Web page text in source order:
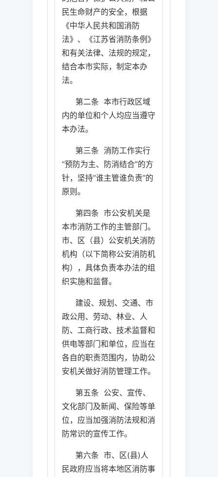
民生命财产的安全，根据
《中华人民共和国消防
法》、《江苏省消防条例》
和有关法律、法规的规定，
结合本市实际，制定本办
法。
第二条 本市行政区域
内的单位和个人均应当遵守
本办法。
第三条 消防工作实行
“预防为主、防消结合”的方
针，坚持“谁主管谁负责”的
原则。
第四条 市公安机关是
本市消防工作的主管部门。
市、区（县）公安机关消防
机构（以下简称公安消防机
构），具体负责本办法的组
织实施和监督。
建设、规划、交通、市
政公用、劳动、林业、人
防、工商行政、技术监督和
供电等部门和单位，应当在
各自的职责范围内，协助公
安机关做好消防管理工作。
第五条 公安、宣传、
文化部门及新闻、保险等单
位，应当加强消防法规和消
防常识的宣传工作。
第六条 市、区(县)人
民政府应当将本地区消防事